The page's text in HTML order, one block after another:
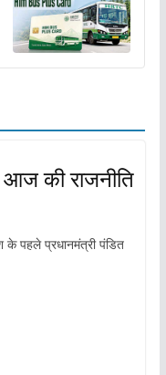
की राजनीति
के पहले प्रधानमंत्री पंडित